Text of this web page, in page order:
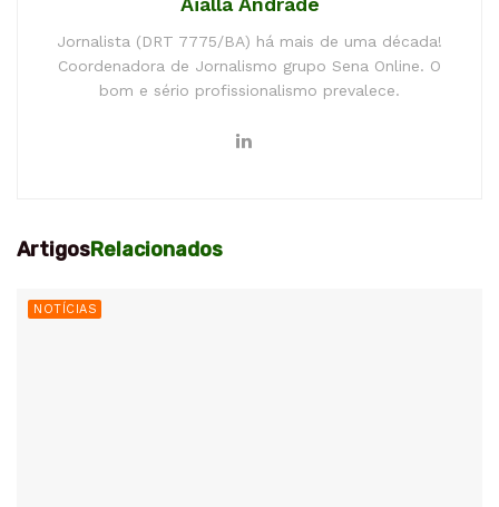
Jornalista (DRT 7775/BA) há mais de uma década!
Coordenadora de Jornalismo grupo Sena Online. O
bom e sério profissionalismo prevalece.
ArtigosRelacionados
NOTÍCIAS